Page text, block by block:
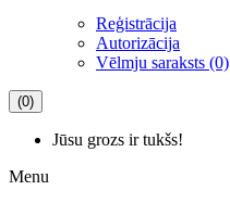
Reģistrācija
Autorizācija
Vēlmju saraksts (0)
(0)
Jūsu grozs ir tukšs!
Menu